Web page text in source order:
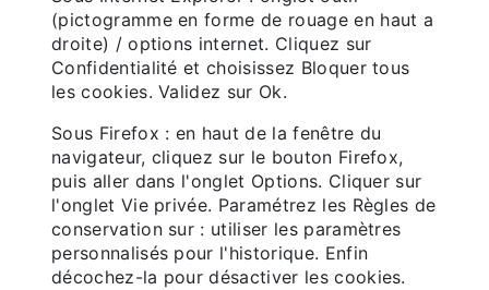
(pictogramme en forme de rouage en haut a
droite) / options internet. Cliquez sur
Confidentialité et choisissez Bloquer tous
les cookies. Validez sur Ok.
Sous Firefox : en haut de la fenêtre du
navigateur, cliquez sur le bouton Firefox,
puis aller dans l'onglet Options. Cliquer sur
l'onglet Vie privée. Paramétrez les Règles de
conservation sur : utiliser les paramètres
personnalisés pour l'historique. Enfin
décochez-la pour désactiver les cookies.